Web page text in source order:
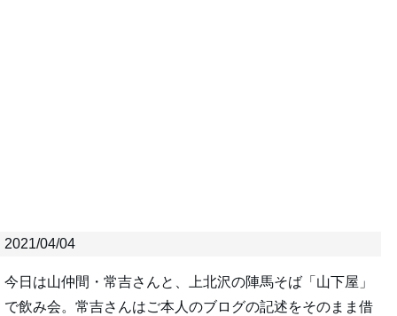
2021/04/04
今日は山仲間・常吉さんと、上北沢の陣馬そば「山下屋」
で飲み会。常吉さんはご本人のブログの記述をそのまま借